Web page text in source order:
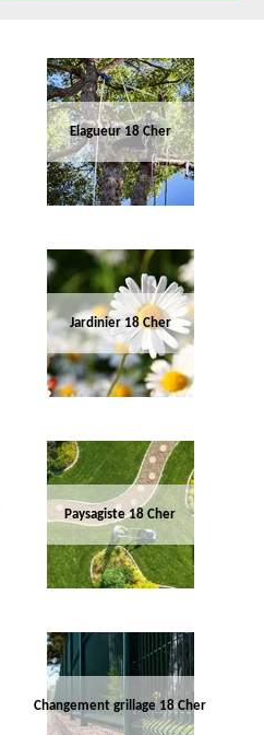
Elagueur 18 Cher
Jardinier 18 Cher
Paysagiste 18 Cher
Changement grillage 18 Cher